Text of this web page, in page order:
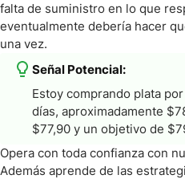
falta de suministro en lo que
eventualmente debería hacer
una vez.
Señal Potencial:
Estoy comprando plata
días, aproximadamente
$77,90 y un objetivo de
Opera con toda confianza con
Además aprende de las